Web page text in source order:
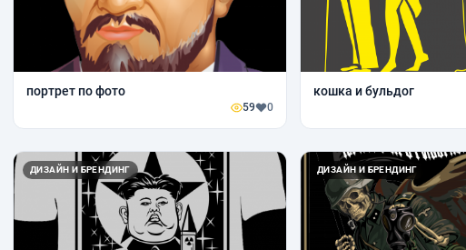
портрет по фото
59 0
кошка и бульдог
ДИЗАЙН И БРЕНДИНГ ДИЗАЙН И БРЕНДИНГ